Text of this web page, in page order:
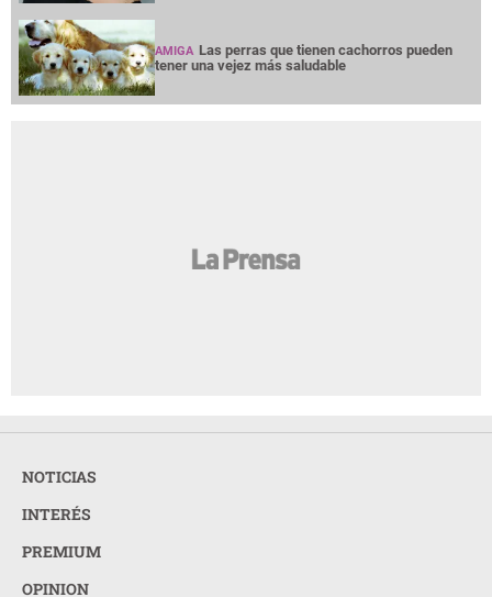
AMIGA Las perras que tienen cachorros pueden
tener una vejez más saludable
NOTICIAS
INTERÉS
PREMIUM
OPINION